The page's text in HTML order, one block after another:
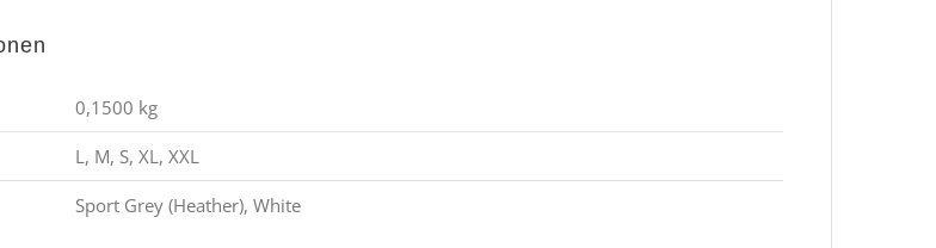
0,1500 kg
L, M, S, XL, XXL
Sport Grey (Heather), White